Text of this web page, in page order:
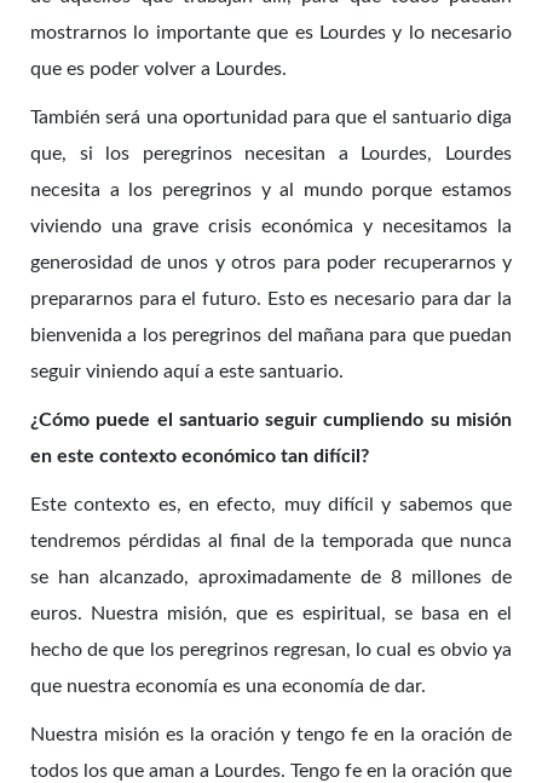
mostrarnos lo importante que es Lourdes y lo necesario
que es poder volver a Lourdes.
También será una oportunidad para que el santuario diga
que, si los peregrinos necesitan a Lourdes, Lourdes
necesita a los peregrinos y al mundo porque estamos
viviendo una grave crisis económica y necesitamos la
generosidad de unos y otros para poder recuperarnos y
prepararnos para el futuro. Esto es necesario para dar la
bienvenida a los peregrinos del mañana para que puedan
seguir viniendo aquí a este santuario.
¿Cómo puede el santuario seguir cumpliendo su misión
en este contexto económico tan difícil?
Este contexto es, en efecto, muy difícil y sabemos que
tendremos pérdidas al final de la temporada que nunca
se han alcanzado, aproximadamente de 8 millones de
euros. Nuestra misión, que es espiritual, se basa en el
hecho de que los peregrinos regresan, lo cual es obvio ya
que nuestra economía es una economía de dar.
Nuestra misión es la oración y tengo fe en la oración de
todos los que aman a Lourdes. Tengo fe en la oración que